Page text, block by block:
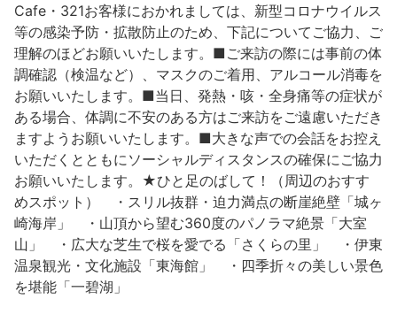
Cafe・321お客様におかれましては、新型コロナウイルス
等の感染予防・拡散防止のため、下記についてご協力、ご
理解のほどお願いいたします。■ご来訪の際には事前の体
調確認（検温など）、マスクのご着用、アルコール消毒を
お願いいたします。■当日、発熱・咳・全身痛等の症状が
ある場合、体調に不安のある方はご来訪をご遠慮いただき
ますようお願いいたします。■大きな声での会話をお控え
いただくとともにソーシャルディスタンスの確保にご協力
お願いいたします。★ひと足のばして！（周辺のおすす
めスポット） ・スリル抜群・迫力満点の断崖絶壁「城ヶ
崎海岸」 ・山頂から望む360度のパノラマ絶景「大室
山」 ・広大な芝生で桜を愛でる「さくらの里」 ・伊東
温泉観光・文化施設「東海館」 ・四季折々の美しい景色
を堪能「一碧湖」